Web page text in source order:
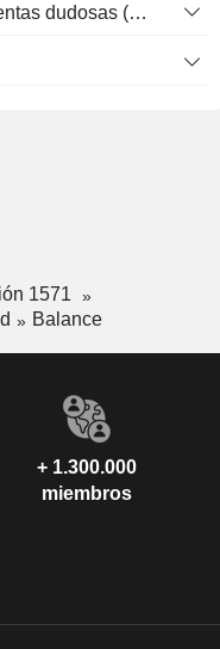
Provisión acumulada para cuentas dudosas (Suplemento)
1571
Balance
+ 1.300.000
miembros